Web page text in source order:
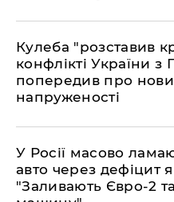
Кулеба "розставив
конфлікті України
попередив про
напруженості
У Росії масово
авто через дефіцит
"Заливають Євро-2